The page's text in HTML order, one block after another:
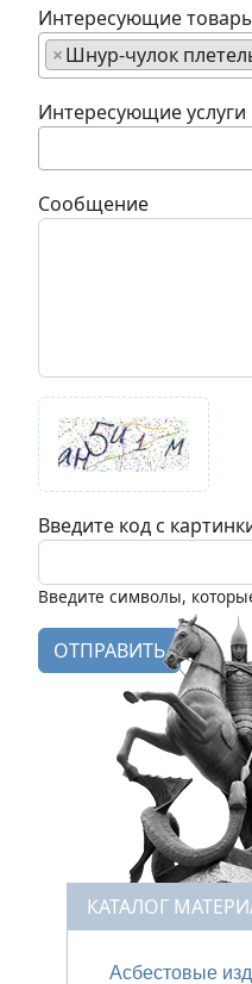
Интересующие
×Шнур-чулок
Интересующие услуги
Сообщение
Введите код с
Введите символы,
КАТАЛОГ
Асбестовые